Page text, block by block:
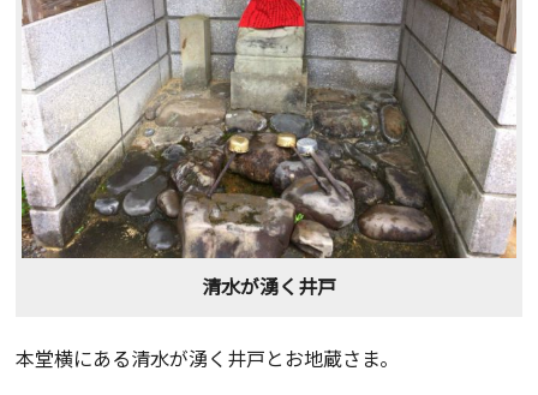
清水が湧く井戸
本堂横にある清水が湧く井戸とお地蔵さま。